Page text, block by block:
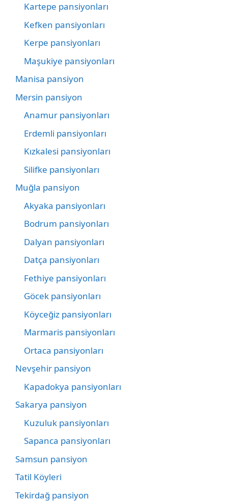
Kartepe pansiyonları
Kefken pansiyonları
Kerpe pansiyonları
Maşukiye pansiyonları
Manisa pansiyon
Mersin pansiyon
Anamur pansiyonları
Erdemli pansiyonları
Kızkalesi pansiyonları
Silifke pansiyonları
Muğla pansiyon
Akyaka pansiyonları
Bodrum pansiyonları
Dalyan pansiyonları
Datça pansiyonları
Fethiye pansiyonları
Göcek pansiyonları
Köyceğiz pansiyonları
Marmaris pansiyonları
Ortaca pansiyonları
Nevşehir pansiyon
Kapadokya pansiyonları
Sakarya pansiyon
Kuzuluk pansiyonları
Sapanca pansiyonları
Samsun pansiyon
Tatil Köyleri
Tekirdağ pansiyon